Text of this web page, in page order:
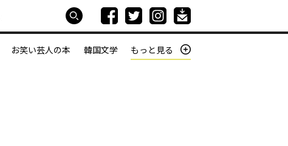
お笑い芸人の本 韓国文学 もっと見る